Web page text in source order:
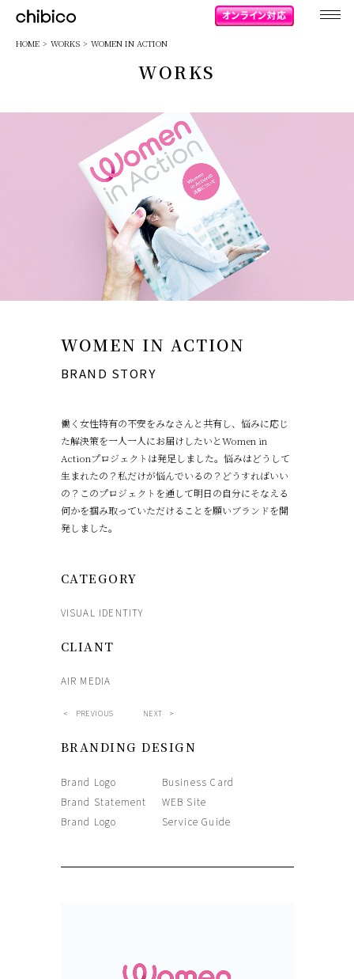
chibico
HOME WORKS WOMEN IN ACTION
WORKS
WOMEN IN ACTION
BRAND STORY
働く女性特有の不安をみなさんと共有し、悩みに応じ
た解決策を一人一人にお届けしたいとWomen in
Actionプロジェクトは発足しました。悩みはどうして
生まれたの？私だけが悩んでいるの？どうすればいい
の？このプロジェクトを通して明日の自分にそなえる
何かを掴み取っていただけることを願いブランドを開
発しました。
CATEGORY
VISUAL IDENTITY
CLIANT
AIR MEDIA
< PREVIOUS NEXT >
BRANDING DESIGN
Brand Logo
Brand Statement
Brand Logo
Business Card
WEB Site
Service Guide